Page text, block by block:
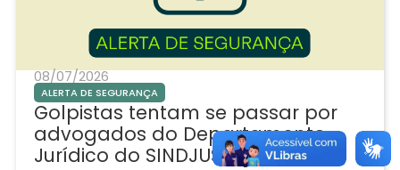
08/07/2026
ALERTA DE SEGURANÇA
Golpistas tentam se passar por
advogados do Departamento
Jurídico do SINDJUSTIÇA